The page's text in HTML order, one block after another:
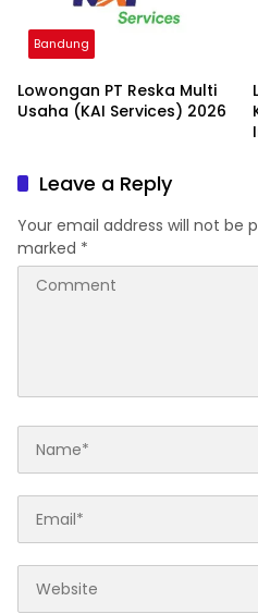
Bandung
Lowongan PT Reska Multi
Usaha (KAI Services) 2026
Leave a Reply
Your email address will not be
marked *